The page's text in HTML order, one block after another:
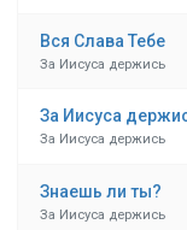
Вся Слава Тебе
За Иисуса держись
За Иисуса
За Иисуса держись
Знаешь ли ты?
За Иисуса держись